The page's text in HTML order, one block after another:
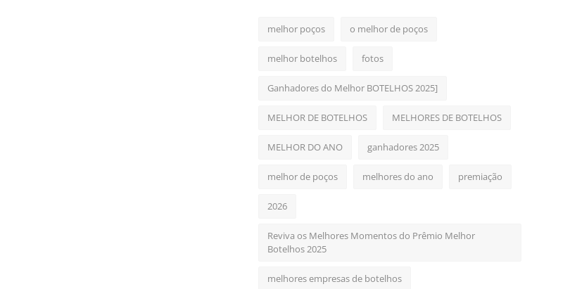
melhor poços o melhor de poços
melhor botelhos fotos
Ganhadores do Melhor BOTELHOS 2025]
MELHOR DE BOTELHOS MELHORES DE BOTELHOS
MELHOR DO ANO ganhadores 2025
melhor de poços melhores do ano premiação
2026
Reviva os Melhores Momentos do Prêmio Melhor
Botelhos 2025
melhores empresas de botelhos